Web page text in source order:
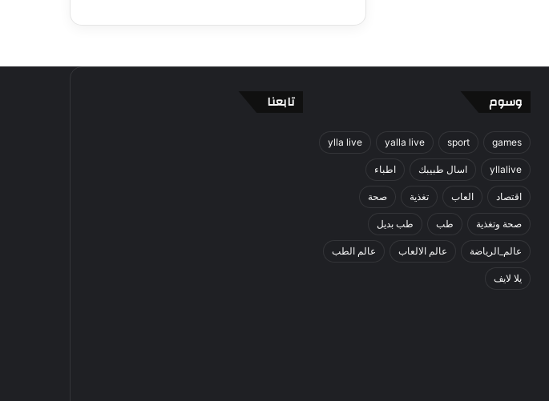
وسوم
games
sport
yalla live
ylla live
yllalive اسال طبيبك اطباء
اقتصاد العاب تغذية صحة
صحة وتغذية طب طب بديل
عالم_الرياضة عالم الالعاب عالم الطب
يلا لايف
تابعنا